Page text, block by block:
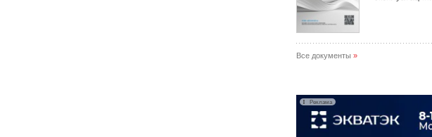
Все документы »
Реклама